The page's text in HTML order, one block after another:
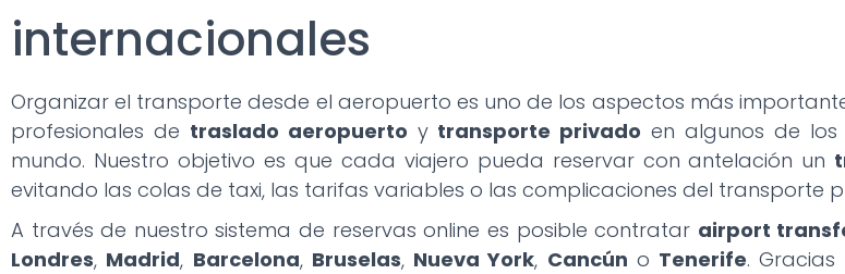
internacionales
Organizar el transporte desde el aeropuerto es uno de los aspectos más
profesionales de traslado aeropuerto y transporte privado en algunos de
mundo. Nuestro objetivo es que cada viajero pueda reservar con antelación un
evitando las colas de taxi, las tarifas variables o las complicaciones del transporte
A través de nuestro sistema de reservas online es posible contratar airport
Londres, Madrid, Barcelona, Bruselas, Nueva York, Cancún o Tenerife.